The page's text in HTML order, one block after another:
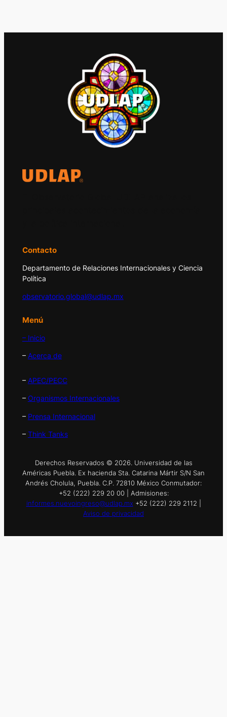
Contacto
Departamento de Relaciones Internacionales y Ciencia
Política
observatorio.global@udlap.mx
Menú
– Inicio
– Acerca de
– APEC/PECC
– Organismos Internacionales
– Prensa Internacional
– Think Tanks
Derechos Reservados © 2026. Universidad de las
Américas Puebla. Ex hacienda Sta. Catarina Mártir S/N San
Andrés Cholula, Puebla. C.P. 72810 México Conmutador:
+52 (222) 229 20 00 | Admisiones:
informes.nuevoingreso@udlap.mx +52 (222) 229 2112 |
Aviso de privacidad